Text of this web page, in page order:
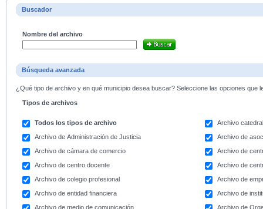
Buscador
Nombre del archivo
Búsqueda avanzada
¿Qué tipo de archivo y en qué municipio desea buscar? Seleccione las opciones que
Tipos de archivos
Todos los tipos de archivo
Archivo
Archivo de Administración de Justicia
Archivo de
Archivo de cámara de comercio
Archivo de
Archivo de centro docente
Archivo de
Archivo de colegio profesional
Archivo de
Archivo de entidad financiera
Archivo de
Archivo de medio de comunicación
Archivo de